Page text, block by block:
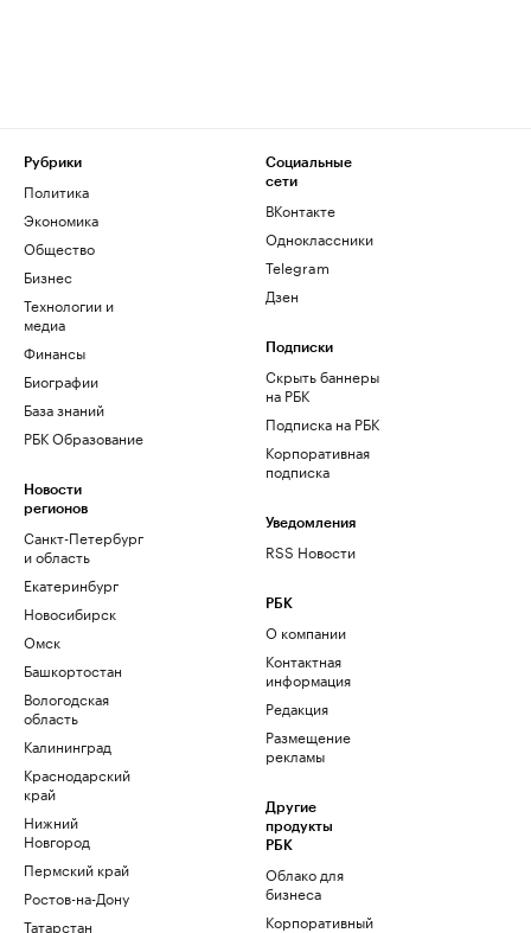
Рубрики
Политика
Экономика
Общество
Бизнес
Технологии и
медиа
Финансы
Биографии
База знаний
РБК Образование
Новости
регионов
Санкт-Петербург
и область
Екатеринбург
Новосибирск
Омск
Башкортостан
Вологодская
область
Калининград
Краснодарский
край
Нижний
Новгород
Пермский край
Ростов-на-Дону
Татарстан
Социальные
сети
ВКонтакте
Одноклассники
Telegram
Дзен
Подписки
Скрыть баннеры
на РБК
Подписка на РБК
Корпоративная
подписка
Уведомления
RSS Новости
РБК
О компании
Контактная
информация
Редакция
Размещение
рекламы
Другие
продукты
РБК
Облако для
бизнеса
Корпоративный